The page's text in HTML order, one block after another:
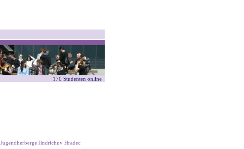
170 Studenten online
Jugendherberge Jindrichuv Hradec